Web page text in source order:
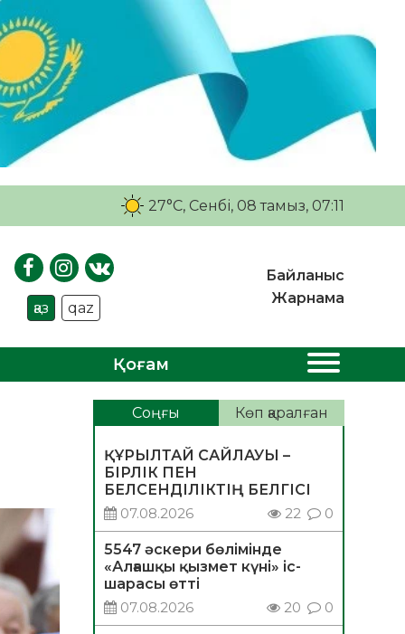
27°C, Сенбі, 08 тамыз, 07:11
қаз qaz
Байланыс
Жарнама
Қоғам
Соңғы Көп қаралған
ҚҰРЫЛТАЙ САЙЛАУЫ –
БІРЛІК ПЕН
БЕЛСЕНДІЛІКТІҢ БЕЛГІСІ
07.08.2026
22 0
5547 әскери бөлімінде
«Алғашқы қызмет күні» іс-
шарасы өтті
07.08.2026
20 0